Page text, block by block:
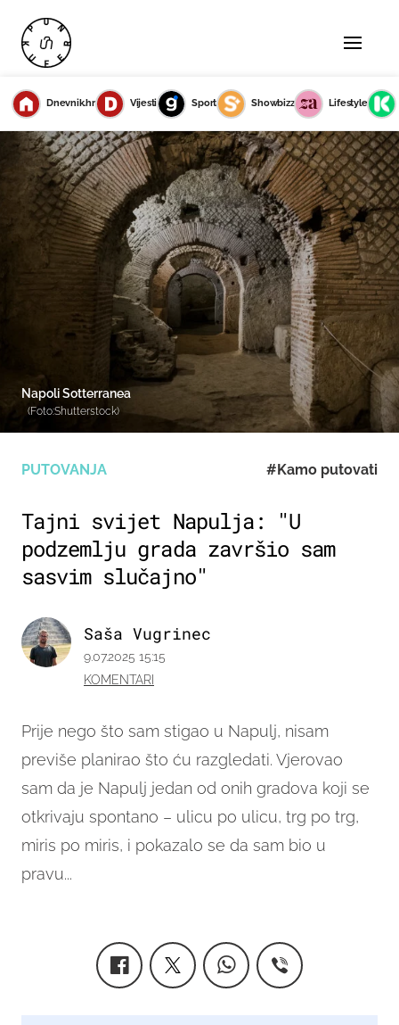
Dnevnik.hr Vijesti Sport Showbizz Lifestyle
PUTOVANJA #Kamo putovati
Tajni svijet Napulja: "U
podzemlju grada završio sam
sasvim slučajno"
Prije nego što sam stigao u Napulj, nisam
previše planirao što ću razgledati. Vjerovao
sam da je Napulj jedan od onih gradova koji se
otkrivaju spontano – ulicu po ulicu, trg po trg,
miris po miris, i pokazalo se da sam bio u
pravu...
Saša Vugrinec
9.07.2025 15:15
KOMENTARI
Napoli Sotterranea
(Foto:Shutterstock)